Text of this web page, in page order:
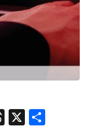
Threads
X